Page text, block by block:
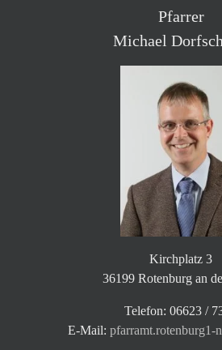
Pfarrer
Michael
Kirchplatz 3
36199 Rotenburg an
Telefon: 06623 /
E-Mail: pfarramt.rotenburg1-